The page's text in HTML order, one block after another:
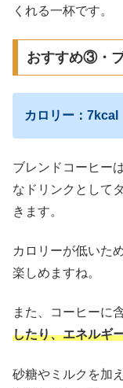
くれる一杯です。
おすすめ③・
カロリー：7kcal
ブレンドコーヒー
なドリンクとして
きます。
カロリーが低いた
楽しめますね。
また、コーヒーに
したり、エネルギ
砂糖やミルクを加